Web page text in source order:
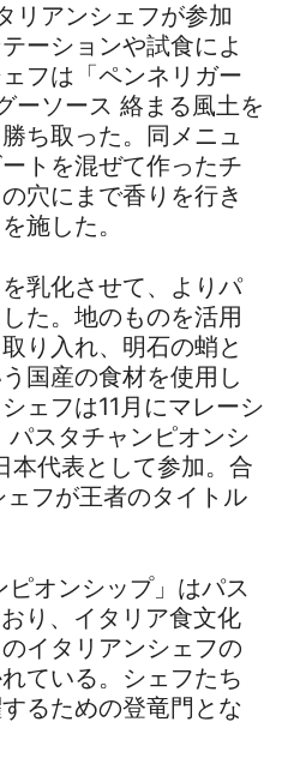
リアンシェフが参加
ーションや試食によ
フは「ペンネリガー
ーソース 絡まる風土を
ち取った。同メニュ
トを混ぜて作ったチ
穴にまで香りを行き
施した。
乳化させて、よりパ
た。地のものを活用
り入れ、明石の蛸と
国産の食材を使用し
ェフは11月にマレーシ
スタチャンピオンシ
本代表として参加。合
フが王者のタイトル
ピオンシップ」はパス
り、イタリア食文化
イタリアンシェフの
ている。シェフたち
るための登竜門とな